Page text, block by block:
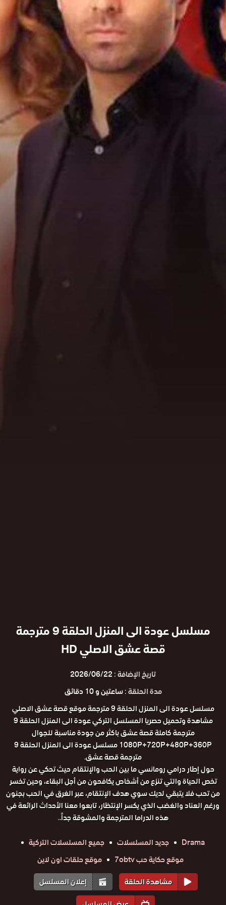
مسلسل عودة الى المنزل الحلقة 9 مترجمة
قصة عشق الاصلي HD
تاريخ الإضافة :2026/06/22
مدة الحلقة :ساعتين و 10 دقائق
مسلسل عودة الى المنزل الحلقة 9 مترجمة موقع قصة عشق الاصلي
مشاهدة وتحميل حصريا المسلسل التركي عودة الى المنزل الحلقة 9
مترجمة كاملة قصة عشق باكثر من جودة مناسبة للجوال
1080P+720P+480P+360P مسلسل عودة الى المنزل الحلقة 9
مترجمة قصة عشق.
حول إطار درامي رومانسي ما بين الحب والإنتقام حيث تحكي عن رواية
تخص الحياة والتي تنزع من أشخاص يكافحون من أجل البقاء، وحين تخسر
من تحب فلا يتبقي لديك سوي هدف الإنتقام، عبر الغرق في الحب بجنون
ورغم العناد والغضب الذي يكسر الإنتظار، تابعوا معنا الأحداث الرائعة في
هذه الدراما المترجمة والمشوقة جداً..
Drama
جديد المسلسلات
جميع المسلسلات التركية
موقع حكاية حب 7obtv
موقع حلقات اون لاين
مشاهدة الحلقة
إعلان المسلسل